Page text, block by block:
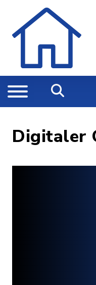
Digitaler